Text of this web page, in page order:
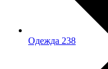
Одежда 238